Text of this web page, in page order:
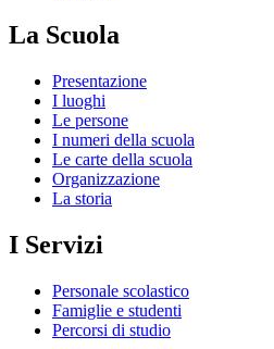
La Scuola
Presentazione
I luoghi
Le persone
I numeri della scuola
Le carte della scuola
Organizzazione
La storia
I Servizi
Personale scolastico
Famiglie e studenti
Percorsi di studio